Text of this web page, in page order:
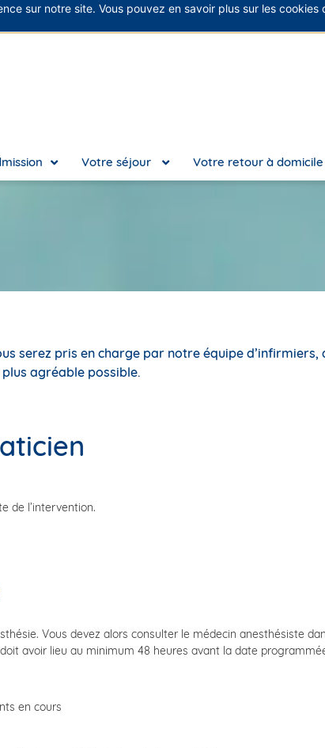
Votre séjour Votre retour à domicile
serez pris en charge par notre équipe d’infirmiers,
agréable possible.
de l’intervention.
Vous devez alors consulter le médecin anesthésiste
avoir lieu au minimum 48 heures avant la date
en cours
sur notre site. Vous pouvez en savoir plus sur les cookies